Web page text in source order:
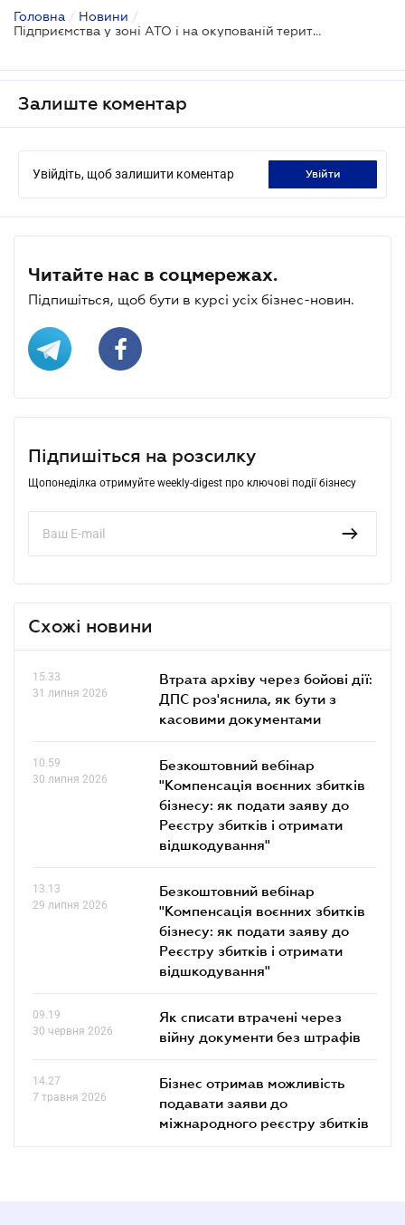
Головна / Новини /
Підприємства у зоні АТО і на окупованій території АР Крим:
Залиште коментар
Увійдіть, щоб залишити коментар увійти
Читайте нас в соцмережах.
Підпишіться, щоб бути в курсі усіх бізнес-новин.
Підпишіться на розсилку
Щопонеділка отримуйте weekly-digest про ключові події бізнесу
Схожі новини
15.33
31 липня 2026
Втрата архіву через бойові дії:
ДПС роз'яснила, як бути з
касовими документами
10.59
30 липня 2026
Безкоштовний вебінар
"Компенсація воєнних збитків
бізнесу: як подати заяву до
Реєстру збитків і отримати
відшкодування"
13.13
29 липня 2026
Безкоштовний вебінар
"Компенсація воєнних збитків
бізнесу: як подати заяву до
Реєстру збитків і отримати
відшкодування"
09.19
30 червня 2026
Як списати втрачені через
війну документи без штрафів
14.27
7 травня 2026
Бізнес отримав можливість
подавати заяви до
міжнародного реєстру збитків